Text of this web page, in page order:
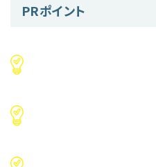
PRポイント